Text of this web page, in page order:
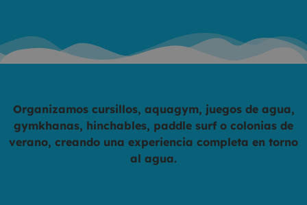
Organizamos cursillos, aquagym, juegos de agua,
gymkhanas, hinchables, paddle surf o colonias de
verano, creando una experiencia completa en torno
al agua.